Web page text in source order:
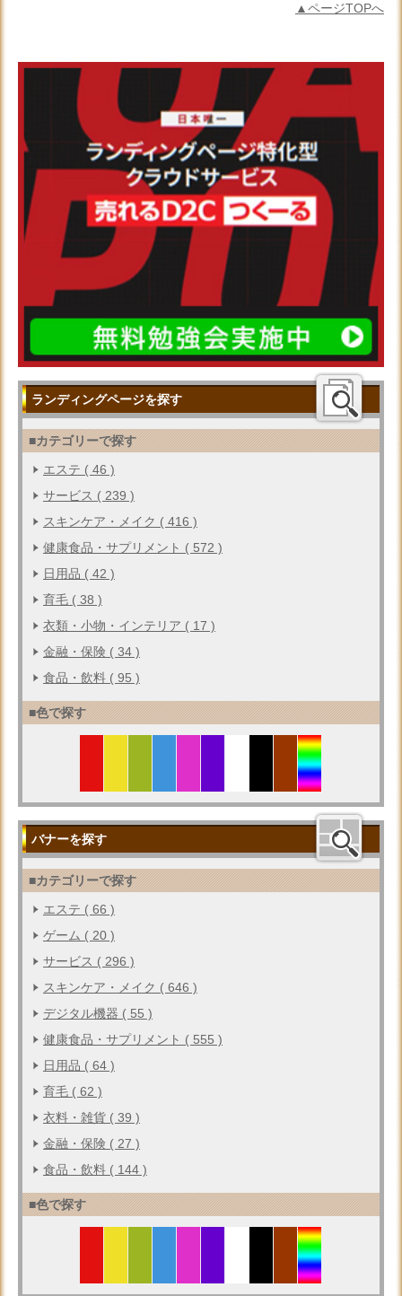
▲ページTOPへ
ランディングページを探す
■カテゴリーで探す
エステ ( 46 )
サービス ( 239 )
スキンケア・メイク ( 416 )
健康食品・サプリメント ( 572 )
日用品 ( 42 )
育毛 ( 38 )
衣類・小物・インテリア ( 17 )
金融・保険 ( 34 )
食品・飲料 ( 95 )
■色で探す
バナーを探す
■カテゴリーで探す
エステ ( 66 )
ゲーム ( 20 )
サービス ( 296 )
スキンケア・メイク ( 646 )
デジタル機器 ( 55 )
健康食品・サプリメント ( 555 )
日用品 ( 64 )
育毛 ( 62 )
衣料・雑貨 ( 39 )
金融・保険 ( 27 )
食品・飲料 ( 144 )
■色で探す